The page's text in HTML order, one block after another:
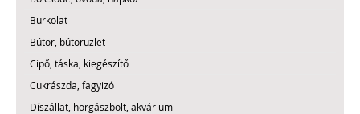
Burkolat
Bútor, bútorüzlet
Cipő, táska, kiegészítő
Cukrászda, fagyizó
Díszállat, horgászbolt, akvárium